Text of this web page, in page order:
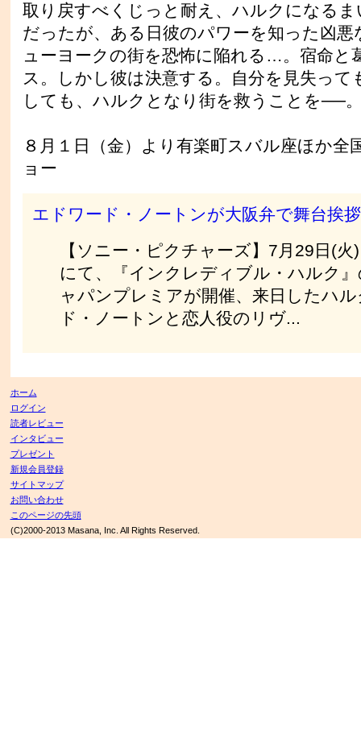
取り戻すべくじっと耐え、ハルクになる
だったが、ある日彼のパワーを知った凶
ューヨークの街を恐怖に陥れる…。宿命と
ス。しかし彼は決意する。自分を見失って
しても、ハルクとなり街を救うことを──
８月１日（金）より有楽町スバル座ほか全
ョー
エドワード・ノートンが大阪弁で舞台挨拶
【ソニー・ピクチャーズ】7月29日(
にて、『インクレディブル・ハルク
ャパンプレミアが開催、来日したハ
ド・ノートンと恋人役のリヴ...
ホーム
ログイン
読者レビュー
インタビュー
プレゼント
新規会員登録
サイトマップ
お問い合わせ
このページの先頭
(C)2000-2013 Masana, Inc. All Rights Reserved.